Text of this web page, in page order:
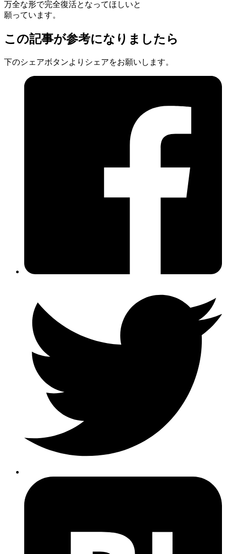
万全な形で完全復活となってほしいと
願っています。
この記事が参考になりましたら
下のシェアボタンよりシェアをお願いします。